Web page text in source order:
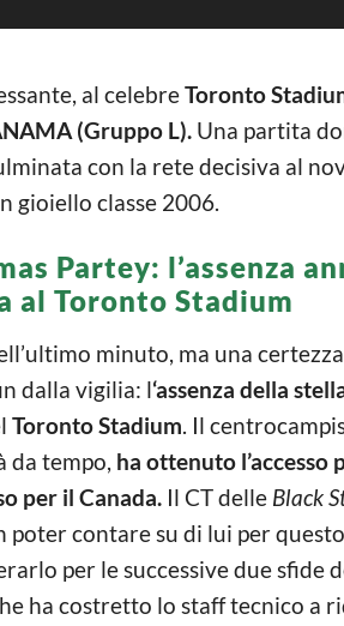
al celebreToronto
(Gruppo L). Una partita
con la rete decisiva al
gioiello classe 2006.
Partey: l’assenza
al Toronto Stadium
minuto, ma una
dalla vigilia: l‘assenza della
Toronto Stadium. Il
da tempo, ha ottenuto l’accesso
per il Canada. Il CT delle Black
poter contare su di lui per
per le successive due sfide
ha costretto lo staff tecnico a